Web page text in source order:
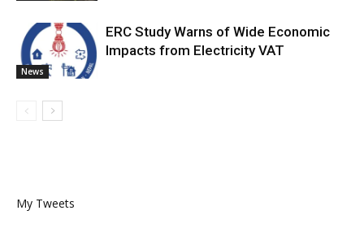
News
ERC Study Warns of Wide Economic
Impacts from Electricity VAT
My Tweets